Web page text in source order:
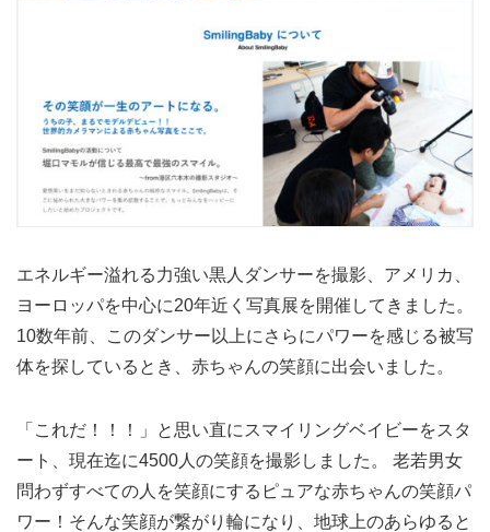
エネルギー溢れる力強い黒人ダンサーを撮影、アメリカ、
ヨーロッパを中心に20年近く写真展を開催してきました。
10数年前、このダンサー以上にさらにパワーを感じる被写
体を探しているとき、赤ちゃんの笑顔に出会いました。
「これだ！！！」と思い直にスマイリングベイビーをスタ
ート、現在迄に4500人の笑顔を撮影しました。 老若男女
問わずすべての人を笑顔にするピュアな赤ちゃんの笑顔パ
ワー！そんな笑顔が繋がり輪になり、地球上のあらゆると